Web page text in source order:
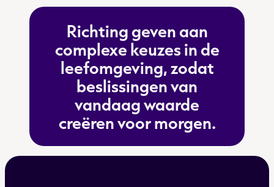
Richting geven aan
complexe keuzes in de
leefomgeving, zodat
beslissingen van
vandaag waarde
creëren voor morgen.